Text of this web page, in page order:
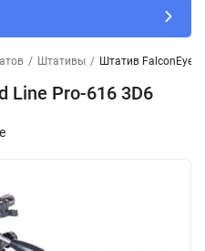
/ Штативы / Штатив FalconEyes
Line Pro-616 3D6